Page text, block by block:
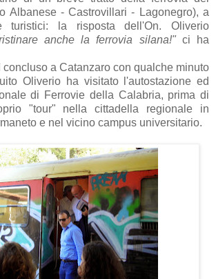
Albanese - Castrovillari - Lagonegro), a
turistici: la risposta dell'On. Oliverio
anche la ferrovia silana!" ci ha
concluso a Catanzaro con qualche minuto
Oliverio ha visitato l'autostazione ed
di Ferrovie della Calabria, prima di
"tour" nella cittadella regionale in
e nel vicino campus universitario.